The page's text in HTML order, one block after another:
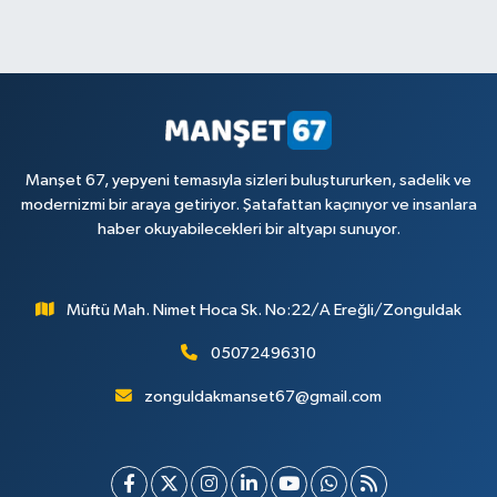
Manşet 67, yepyeni temasıyla sizleri buluştururken, sadelik ve
modernizmi bir araya getiriyor. Şatafattan kaçınıyor ve insanlara
haber okuyabilecekleri bir altyapı sunuyor.
Müftü Mah. Nimet Hoca Sk. No:22/A Ereğli/Zonguldak
05072496310
zonguldakmanset67@gmail.com